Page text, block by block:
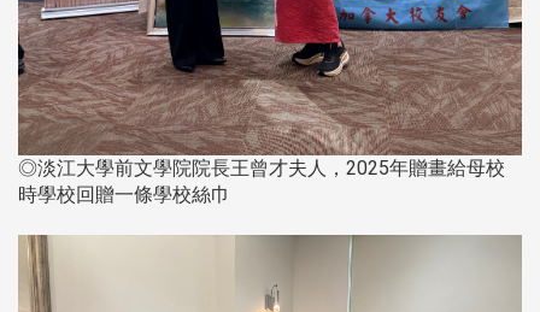
◎淡江大學前文學院院長王曾才夫人，2025年贈畫給母校
時學校回贈一條學校絲巾